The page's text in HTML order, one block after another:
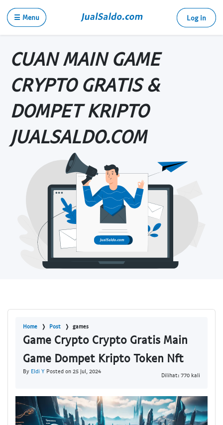
☰ Menu Log in
CUAN MAIN GAME
CRYPTO GRATIS &
DOMPET KRIPTO
JUALSALDO.COM
Home Post games
Game Crypto Crypto Gratis Main
Game Dompet Kripto Token Nft
By Eldi Y Posted on 25 Jul, 2024
Dilihat: 770 kali